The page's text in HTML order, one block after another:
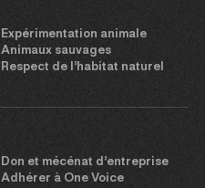
Expérimentation animale
Animaux sauvages
Respect de l’habitat naturel
Don et mécénat d’entreprise
Adhérer à One Voice